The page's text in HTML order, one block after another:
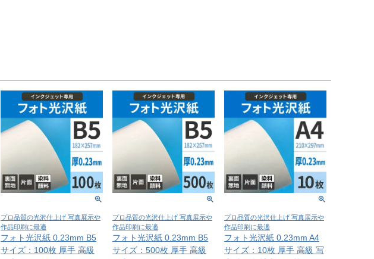
プロ品質の光沢仕上げ 写真展示や
作品印刷に最適
フォト光沢紙 0.23mm B5
サイズ：100枚 厚手 高級
プロ品質の光沢仕上げ 写真展示や
作品印刷に最適
フォト光沢紙 0.23mm B5
サイズ：500枚 厚手 高級
プロ品質の光沢仕上げ 写真展示や
作品印刷に最適
フォト光沢紙 0.23mm A4
サイズ：10枚 厚手 高級 写